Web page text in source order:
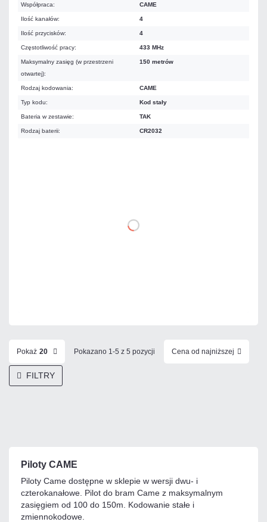
Współpraca: CAME
Ilość kanałów: 4
Ilość przycisków: 4
Częstotliwość pracy: 433 MHz
Maksymalny zasięg (w przestrzeni
otwartej):
150 metrów
Rodzaj kodowania: CAME
Typ kodu: Kod stały
Bateria w zestawie: TAK
Rodzaj baterii: CR2032
DO KOSZYKA
Pokaż 20 Pokazano 1-5 z 5 pozycji Cena od najniższej
FILTRY
Piloty CAME
Piloty Came dostępne w sklepie w wersji dwu- i
czterokanałowe. Pilot do bram Came z maksymalnym
zasięgiem od 100 do 150m. Kodowanie stałe i
zmiennokodowe.